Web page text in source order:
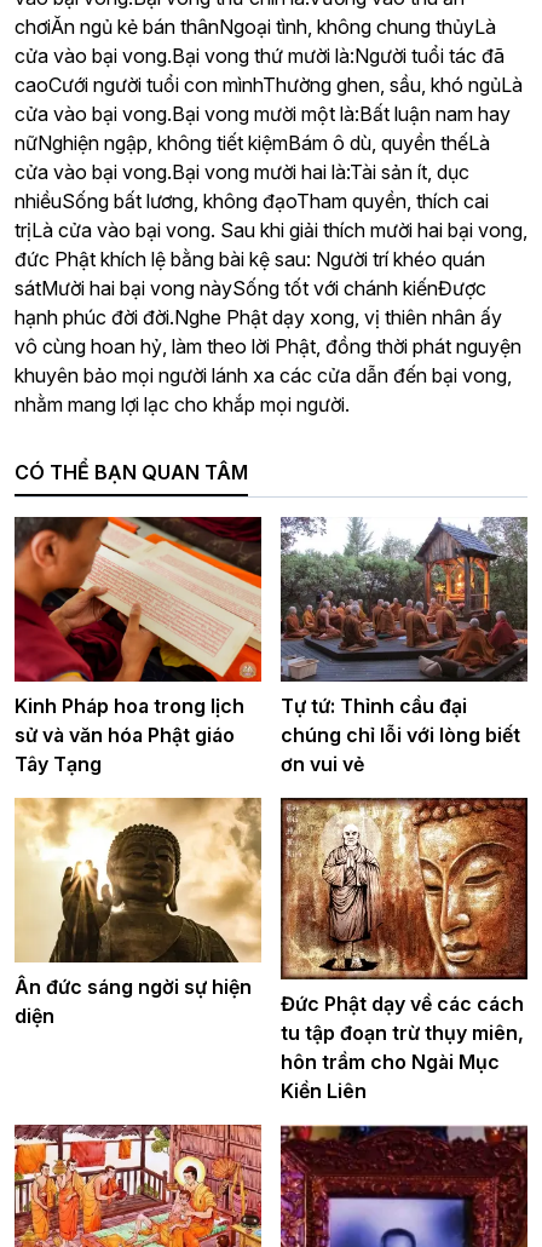
chơiĂn ngủ kẻ bán thânNgoại tình, không chung thủyLà
cửa vào bại vong.Bại vong thứ mười là:Người tuổi tác đã
caoCưới người tuổi con mìnhThường ghen, sầu, khó ngủLà
cửa vào bại vong.Bại vong mười một là:Bất luận nam hay
nữNghiện ngập, không tiết kiệmBám ô dù, quyền thếLà
cửa vào bại vong.Bại vong mười hai là:Tài sản ít, dục
nhiềuSống bất lương, không đạoTham quyền, thích cai
trịLà cửa vào bại vong. Sau khi giải thích mười hai bại vong,
đức Phật khích lệ bằng bài kệ sau: Người trí khéo quán
sátMười hai bại vong nàySống tốt với chánh kiếnĐược
hạnh phúc đời đời.Nghe Phật dạy xong, vị thiên nhân ấy
vô cùng hoan hỷ, làm theo lời Phật, đồng thời phát nguyện
khuyên bảo mọi người lánh xa các cửa dẫn đến bại vong,
nhằm mang lợi lạc cho khắp mọi người.
CÓ THỂ BẠN QUAN TÂM
Kinh Pháp hoa trong lịch
sử và văn hóa Phật giáo
Tây Tạng
Tự tứ: Thỉnh cầu đại
chúng chỉ lỗi với lòng biết
ơn vui vẻ
Ân đức sáng ngời sự hiện
diện
Đức Phật dạy về các cách
tu tập đoạn trừ thụy miên,
hôn trầm cho Ngài Mục
Kiền Liên